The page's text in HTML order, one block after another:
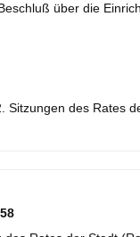
über die
Sitzungen des Rates